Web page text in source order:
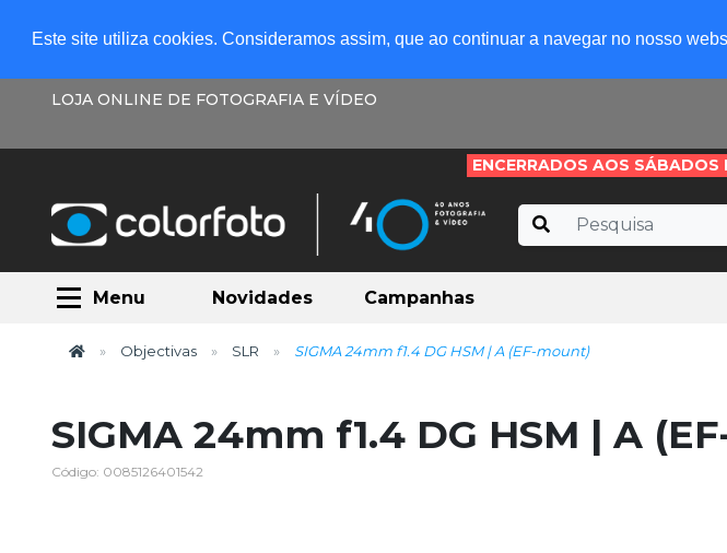
Este site utiliza cookies. Consideramos assim, que ao continuar a navegar no nosso
LOJA ONLINE DE FOTOGRAFIA E VÍDEO
ENCERRADOS AOS
Menu Novidades Campanhas
Objectivas SLR SIGMA 24mm f1.4 DG HSM | A (EF-mount)
SIGMA 24mm f1.4 DG HSM | A
Código: 0085126401542